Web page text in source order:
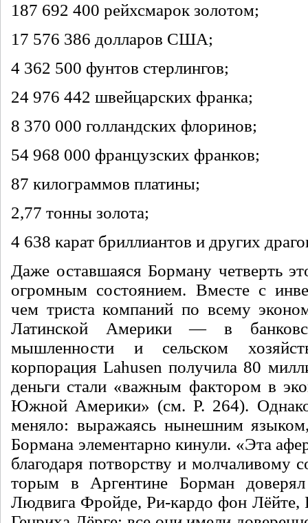
187 692 400 рейхсмарок золотом;
17 576 386 долларов США;
4 362 500 фунтов стерлингов;
24 976 442 швейцарских франка;
8 370 000 голландских флоринов;
54 968 000 французских франков;
87 килограммов платины;
2,77 тонны золота;
4 638 карат бриллиантов и других
Даже оставшаяся Борману четверть
огромным со­стоянием. Вместе с
чем триста компаний по всему
Латинской Америки — в
мышленности и сельском
корпорация Lahusen получила 80
деньги стали «важным фактором в
Южной Аме­рики» (см. P. 264).
меняло: выражаясь нынешним
Бормана элементарно кинули. «Эта
благодаря потворству и молчаливому
торым в Аргентине Борман
Людвига Фройде, Ри-кардо фон Лёйте,